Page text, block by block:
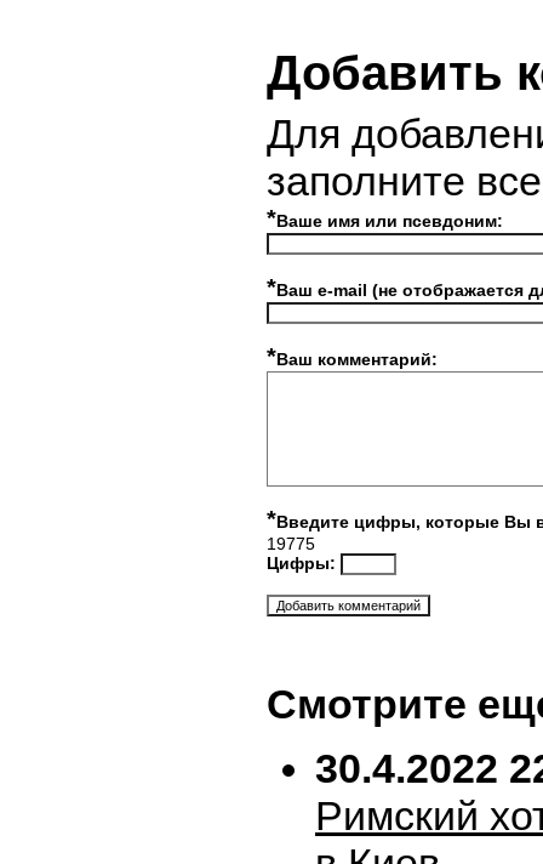
Добавить
Для
заполните
*Ваше имя или псевдоним:
*Ваш e-mail (не отображается
*Ваш комментарий:
*Введите цифры, которые Вы
19775
Цифры:
Смотрите
30.4.2022
Римский